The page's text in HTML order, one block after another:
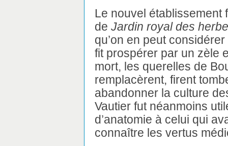
Le nouvel établissement
de Jardin royal des
qu’on en peut
fit prospérer par un zèle
mort, les querelles de
remplacèrent, firent
abandonner la culture
Vautier fut néanmoins
d’anatomie à celui qui
connaître les vertus